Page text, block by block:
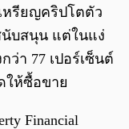
หรียญคริปโตตัว
บสนุน แต่ในแง่
ว่า 77 เปอร์เซ็นต์
ให้ซื้อขาย
Financial